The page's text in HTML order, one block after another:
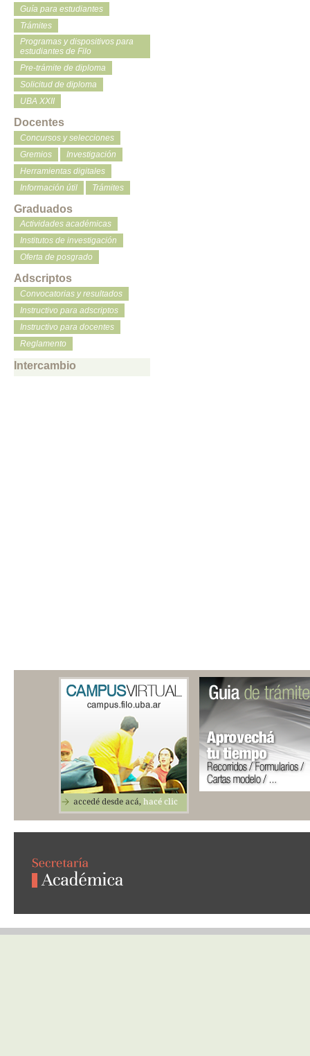
Guía para estudiantes
Trámites
Programas y dispositivos para
estudiantes de Filo
Pre-trámite de diploma
Solicitud de diploma
UBA XXII
Docentes
Concursos y selecciones
Gremios
Investigación
Herramientas digitales
Información útil
Trámites
Graduados
Actividades académicas
Institutos de investigación
Oferta de posgrado
Adscriptos
Convocatorias y resultados
Instructivo para adscriptos
Instructivo para docentes
Reglamento
Intercambio